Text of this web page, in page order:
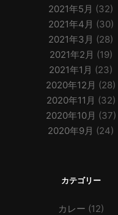
2021年5月 (32)
2021年4月 (30)
2021年3月 (28)
2021年2月 (19)
2021年1月 (23)
2020年12月 (28)
2020年11月 (32)
2020年10月 (37)
2020年9月 (24)
カテゴリー
カレー (12)